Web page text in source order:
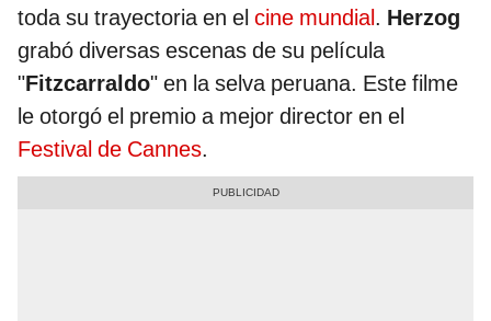
toda su trayectoria en el cine mundial. Herzog
grabó diversas escenas de su película
"Fitzcarraldo" en la selva peruana. Este filme
le otorgó el premio a mejor director en el
Festival de Cannes.